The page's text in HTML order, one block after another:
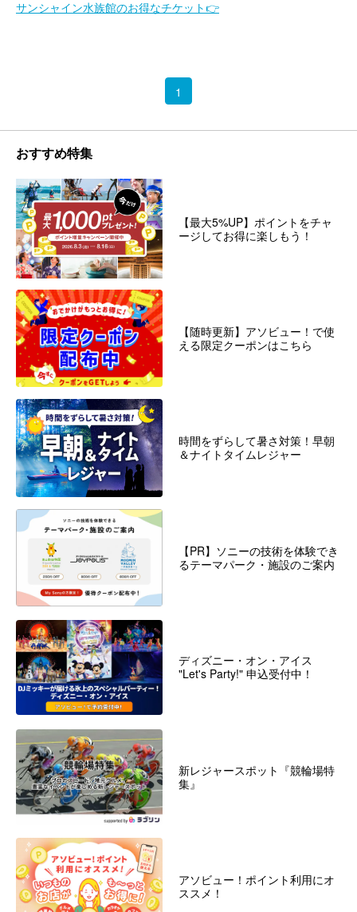
サンシャイン水族館のお得なチケット👉
1
おすすめ特集
【最大5%UP】ポイントをチャ
ージしてお得に楽しもう！
【随時更新】アソビュー！で使
える限定クーポンはこちら
時間をずらして暑さ対策！早朝
＆ナイトタイムレジャー
【PR】ソニーの技術を体験でき
るテーマパーク・施設のご案内
ディズニー・オン・アイス
"Let's Party!" 申込受付中！
新レジャースポット『競輪場特
集』
アソビュー！ポイント利用にオ
ススメ！